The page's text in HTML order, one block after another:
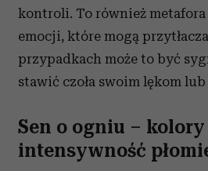
kontroli. To również
emocji, które mogą
przypadkach może to być
stawić czoła swoim lękom
Sen o ogniu –
intensywność